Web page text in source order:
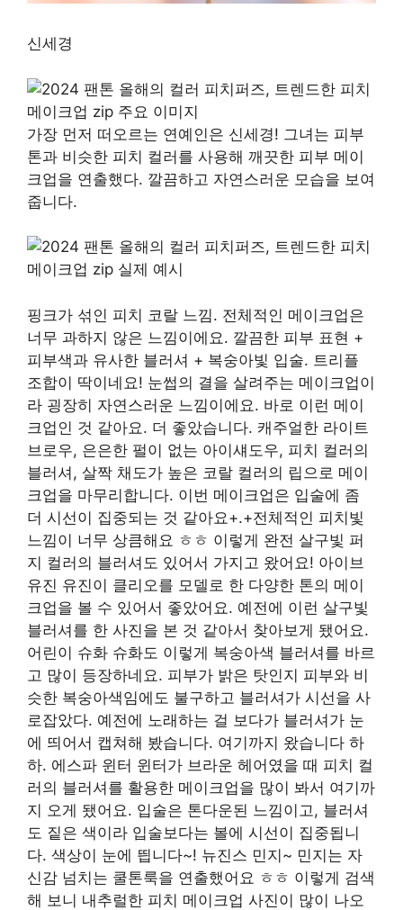
신세경
가장 먼저 떠오르는 연예인은 신세경! 그녀는 피부
톤과 비슷한 피치 컬러를 사용해 깨끗한 피부 메이
크업을 연출했다. 깔끔하고 자연스러운 모습을 보여
줍니다.
핑크가 섞인 피치 코랄 느낌. 전체적인 메이크업은
너무 과하지 않은 느낌이에요. 깔끔한 피부 표현 +
피부색과 유사한 블러셔 + 복숭아빛 입술. 트리플
조합이 딱이네요! 눈썹의 결을 살려주는 메이크업이
라 굉장히 자연스러운 느낌이에요. 바로 이런 메이
크업인 것 같아요. 더 좋았습니다. 캐주얼한 라이트
브로우, 은은한 펄이 없는 아이섀도우, 피치 컬러의
블러셔, 살짝 채도가 높은 코랄 컬러의 립으로 메이
크업을 마무리합니다. 이번 메이크업은 입술에 좀
더 시선이 집중되는 것 같아요+.+전체적인 피치빛
느낌이 너무 상큼해요 ㅎㅎ 이렇게 완전 살구빛 퍼
지 컬러의 블러셔도 있어서 가지고 왔어요! 아이브
유진 유진이 클리오를 모델로 한 다양한 톤의 메이
크업을 볼 수 있어서 좋았어요. 예전에 이런 살구빛
블러셔를 한 사진을 본 것 같아서 찾아보게 됐어요.
어린이 슈화 슈화도 이렇게 복숭아색 블러셔를 바르
고 많이 등장하네요. 피부가 밝은 탓인지 피부와 비
슷한 복숭아색임에도 불구하고 블러셔가 시선을 사
로잡았다. 예전에 노래하는 걸 보다가 블러셔가 눈
에 띄어서 캡쳐해 봤습니다. 여기까지 왔습니다 하
하. 에스파 윈터 윈터가 브라운 헤어였을 때 피치 컬
러의 블러셔를 활용한 메이크업을 많이 봐서 여기까
지 오게 됐어요. 입술은 톤다운된 느낌이고, 블러셔
도 짙은 색이라 입술보다는 볼에 시선이 집중됩니
다. 색상이 눈에 띕니다~! 뉴진스 민지~ 민지는 자
신감 넘치는 쿨톤룩을 연출했어요 ㅎㅎ 이렇게 검색
해 보니 내추럴한 피치 메이크업 사진이 많이 나오